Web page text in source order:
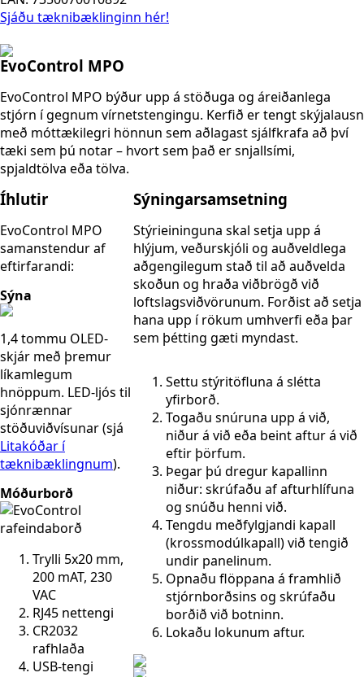
Sjáðu tæknibæklinginn hér!
EvoControl MPO
EvoControl MPO býður upp á stöðuga og áreiðanlega
stjórn í gegnum vírnetstengingu. Kerfið er tengt skýjalausn
með móttækilegri hönnun sem aðlagast sjálfkrafa að því
tæki sem þú notar – hvort sem það er snjallsími,
spjaldtölva eða tölva.
Íhlutir
EvoControl MPO
samanstendur af
eftirfarandi:
Sýna
1,4 tommu OLED-
skjár með þremur
líkamlegum
hnöppum. LED-ljós til
sjónrænnar
stöðuviðvísunar (sjá
Litakóðar í
tæknibæklingnum).
Móðurborð
Trylli 5x20 mm,
200 mAT, 230
VAC
RJ45 nettengi
CR2032
rafhlaða
USB-tengi
Sýningarsamsetning
Stýrieininguna skal setja upp á
hlýjum, veðurskjóli og auðveldlega
aðgengilegum stað til að auðvelda
skoðun og hraða viðbrögð við
loftslagsviðvörunum. Forðist að setja
hana upp í rökum umhverfi eða þar
sem þétting gæti myndast.
Settu stýritöfluna á slétta
yfirborð.
Togaðu snúruna upp á við,
niður á við eða beint aftur á við
eftir þörfum.
Þegar þú dregur kapallinn
niður: skrúfaðu af afturhlífuna
og snúðu henni við.
Tengdu meðfylgjandi kapall
(krossmodúlkapall) við tengið
undir panelinum.
Opnaðu flöppana á framhlið
stjórnborðsins og skrúfaðu
borðið við botninn.
Lokaðu lokunum aftur.